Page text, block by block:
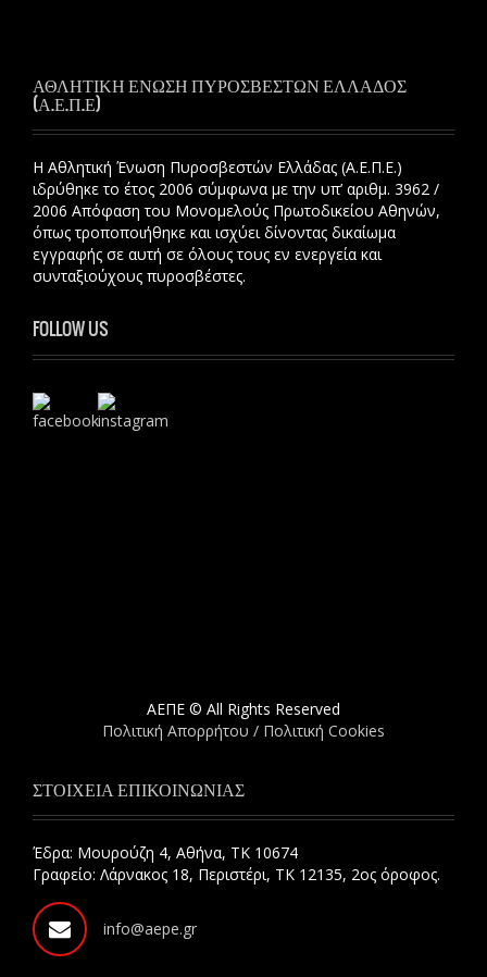
ΑΘΛΗΤΙΚΗ ΕΝΩΣΗ ΠΥΡΟΣΒΕΣΤΩΝ ΕΛΛΑΔΟΣ
(Α.Ε.Π.Ε)
Η Αθλητική Ένωση Πυροσβεστών Ελλάδας (Α.Ε.Π.Ε.)
ιδρύθηκε το έτος 2006 σύμφωνα με την υπ’ αριθμ. 3962 /
2006 Απόφαση του Μονομελούς Πρωτοδικείου Αθηνών,
όπως τροποποιήθηκε και ισχύει δίνοντας δικαίωμα
εγγραφής σε αυτή σε όλους τους εν ενεργεία και
συνταξιούχους πυροσβέστες.
FOLLOW US
ΑΕΠΕ © All Rights Reserved
Πολιτική Απορρήτου / Πολιτική Cookies
ΣΤΟΙΧΕΙΑ ΕΠΙΚΟΙΝΩΝΙΑΣ
Έδρα: Μουρούζη 4, Αθήνα, ΤΚ 10674
Γραφείο: Λάρνακος 18, Περιστέρι, ΤΚ 12135, 2ος όροφος.
info@aepe.gr